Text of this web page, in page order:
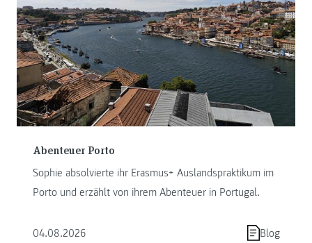
Abenteuer Porto
Sophie absolvierte ihr Erasmus+ Auslandspraktikum im
Porto und erzählt von ihrem Abenteuer in Portugal.
04.08.2026 Blog